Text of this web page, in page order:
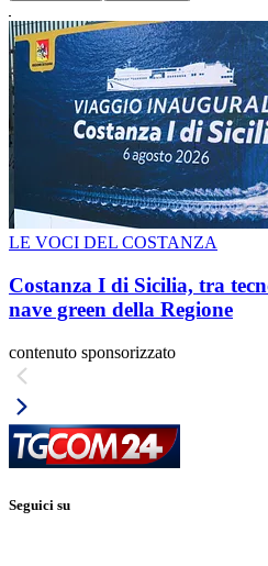
LE VOCI DEL COSTANZA
Costanza I di Sicilia, tra
nave green della Regione
contenuto sponsorizzato
Seguici su